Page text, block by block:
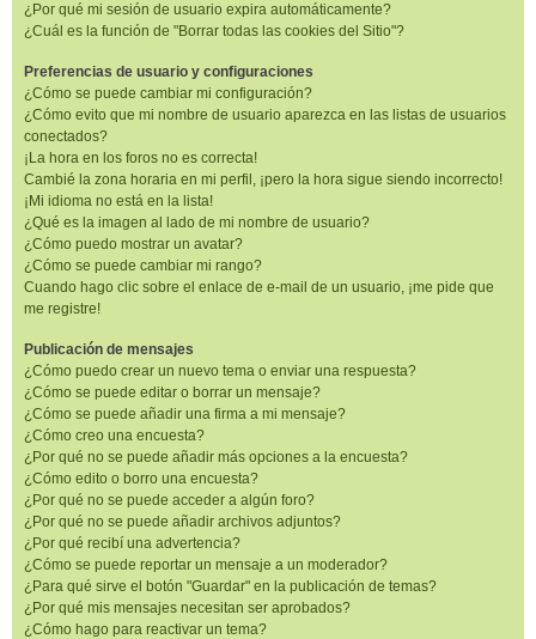
¿Por qué mi sesión de usuario expira automáticamente?
¿Cuál es la función de "Borrar todas las cookies del Sitio"?
Preferencias de usuario y configuraciones
¿Cómo se puede cambiar mi configuración?
¿Cómo evito que mi nombre de usuario aparezca en las listas de usuarios
conectados?
¡La hora en los foros no es correcta!
Cambié la zona horaria en mi perfil, ¡pero la hora sigue siendo incorrecto!
¡Mi idioma no está en la lista!
¿Qué es la imagen al lado de mi nombre de usuario?
¿Cómo puedo mostrar un avatar?
¿Cómo se puede cambiar mi rango?
Cuando hago clic sobre el enlace de e-mail de un usuario, ¡me pide que
me registre!
Publicación de mensajes
¿Cómo puedo crear un nuevo tema o enviar una respuesta?
¿Cómo se puede editar o borrar un mensaje?
¿Cómo se puede añadir una firma a mi mensaje?
¿Cómo creo una encuesta?
¿Por qué no se puede añadir más opciones a la encuesta?
¿Cómo edito o borro una encuesta?
¿Por qué no se puede acceder a algún foro?
¿Por qué no se puede añadir archivos adjuntos?
¿Por qué recibí una advertencia?
¿Cómo se puede reportar un mensaje a un moderador?
¿Para qué sirve el botón "Guardar" en la publicación de temas?
¿Por qué mis mensajes necesitan ser aprobados?
¿Cómo hago para reactivar un tema?